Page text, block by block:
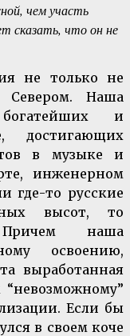
чем участь
сказать, что он не
не только не
Наша
и
достигающих
в музыке и
инженерном
где-то русские
высот, то
Причем наша
освоению,
выработанная
“невозможному”
Если бы
в своем коче